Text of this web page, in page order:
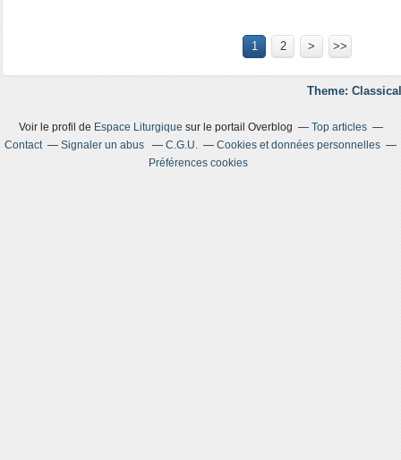
1 2 > >>
Theme:
Voir le profil de Espace Liturgique sur le portail Overblog
Top articles
Contact
Signaler un abus C.G.U.
Cookies et données personnelles
Préférences cookies